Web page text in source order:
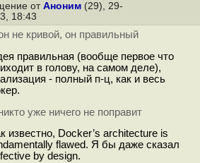
от Аноним (29), 29-
18:43
не кривой, он правильный
правильная (вообще первое что
в голову, на самом деле),
- полный п-ц, как и весь
уже ничего не поправит
известно, Docker’s architecture is
flawed. Я бы даже сказал
by design.